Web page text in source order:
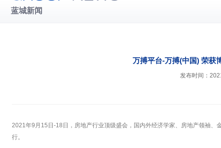
蓝城新闻
万搏平台-万搏(中国) 荣获
发布时间：
2021年9月15日-18日，房地产行业顶级盛会，国内外经济学家、房地产领袖
行。